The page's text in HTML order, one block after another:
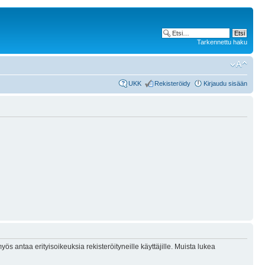
Tarkennettu haku
UKK Rekisteröidy Kirjaudu sisään
antaa erityisoikeuksia rekisteröityneille käyttäjille. Muista lukea